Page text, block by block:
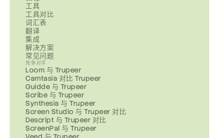
工具
工具对比
词汇表
翻译
集成
解决方案
常见问题
竞争对手
Loom 与 Trupeer
Camtasia 对比 Trupeer
Guidde 与 Trupeer
Scribe 与 Trupeer
Synthesia 与 Trupeer
Screen Studio 与 Trupeer 对比
Descript 与 Trupeer 对比
ScreenPal 与 Trupeer